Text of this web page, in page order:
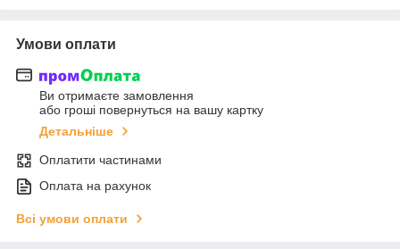
Умови оплати
Ви отримаєте замовлення
або гроші повернуться на вашу картку
Детальніше
Оплатити частинами
Оплата на рахунок
Всі умови оплати